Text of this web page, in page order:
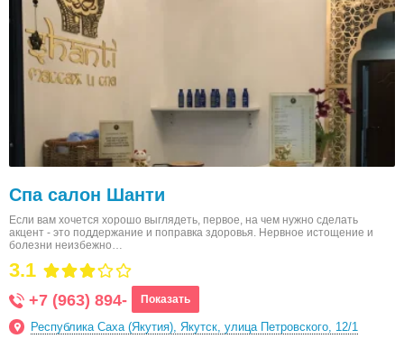
Спа салон Шанти
Если вам хочется хорошо выглядеть, первое, на чем нужно сделать
акцент - это поддержание и поправка здоровья. Нервное истощение и
болезни неизбежно…
3.1
+7 (963) 894- Показать
Республика Саха (Якутия), Якутск, улица Петровского, 12/1